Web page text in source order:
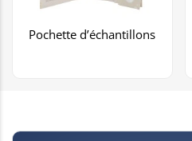
Pochette d’échantillons